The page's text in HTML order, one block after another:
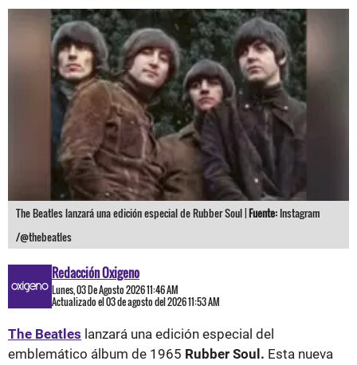
The Beatles lanzará una edición especial de Rubber Soul |Fuente: Instagram
/@thebeatles
Redacción Oxigeno
Lunes, 03 De Agosto 2026 11:46 AM
Actualizado el 03 de agosto del 2026 11:53 AM
The Beatles lanzará una edición especial del
emblemático álbum de 1965 Rubber Soul. Esta nueva